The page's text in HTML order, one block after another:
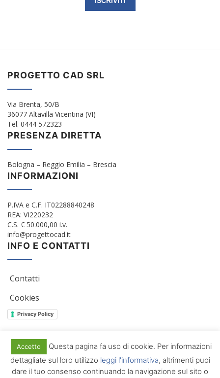
PROGETTO CAD SRL
Via Brenta, 50/B
36077 Altavilla Vicentina (VI)
Tel. 0444 572323
PRESENZA DIRETTA
Bologna – Reggio Emilia – Brescia
INFORMAZIONI
P.IVA e C.F. IT02288840248
REA: VI220232
C.S. € 50.000,00 i.v.
info@progettocad.it
INFO E CONTATTI
Contatti
Cookies
Privacy Policy
© 2012/2022 Progetto Cad Srl. All Rights Reserved
Accetto
Questa pagina fa uso di cookie. Per informazioni
dettagliate sul loro utilizzo leggi l'informativa, altrimenti puoi
dare il tuo consenso continuando la navigazione sul sito o